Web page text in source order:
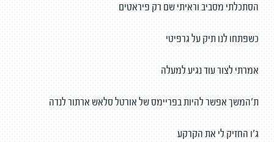
הסתכלתי מסביב וראיתי שם רק פיראטים
כשפתחו לנו תיק על גרפיטי
אמרתי לצור עוד נגיע למעלה
ת'המשך אפשר להיות בפריימס של אורטל סלאש ארתור לנדה
ג'ו החזיק לי את הקרקע